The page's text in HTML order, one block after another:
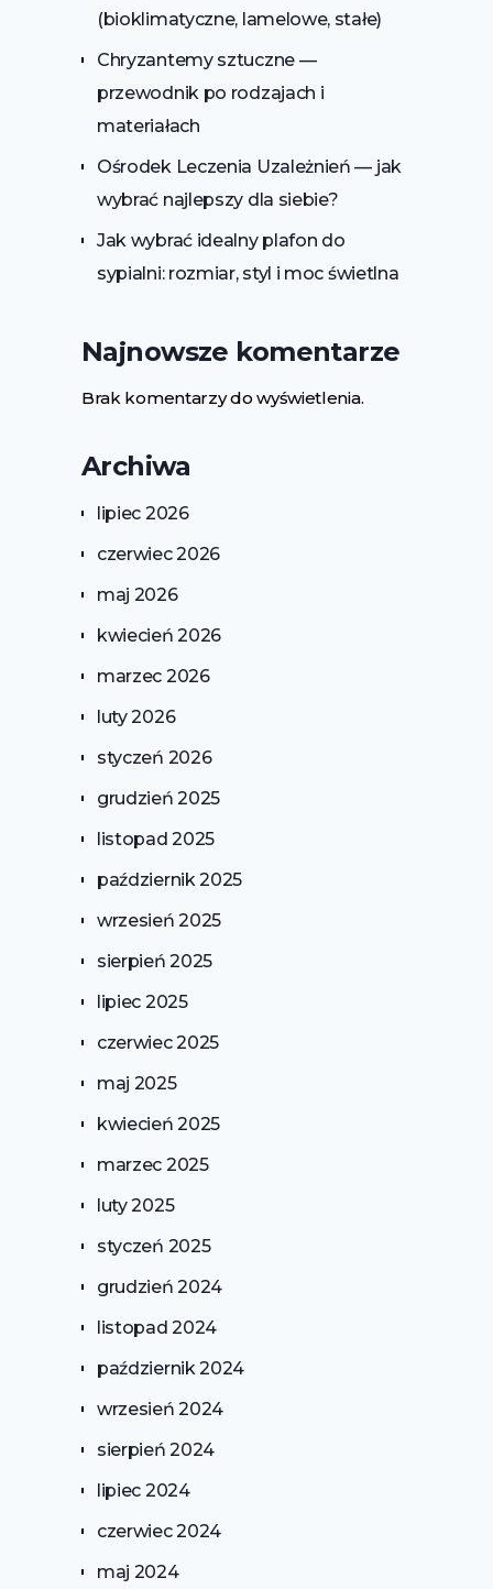
(bioklimatyczne, lamelowe, stałe)
Chryzantemy sztuczne —
przewodnik po rodzajach i
materiałach
Ośrodek Leczenia Uzależnień — jak
wybrać najlepszy dla siebie?
Jak wybrać idealny plafon do
sypialni: rozmiar, styl i moc świetlna
Najnowsze komentarze
Brak komentarzy do wyświetlenia.
Archiwa
lipiec 2026
czerwiec 2026
maj 2026
kwiecień 2026
marzec 2026
luty 2026
styczeń 2026
grudzień 2025
listopad 2025
październik 2025
wrzesień 2025
sierpień 2025
lipiec 2025
czerwiec 2025
maj 2025
kwiecień 2025
marzec 2025
luty 2025
styczeń 2025
grudzień 2024
listopad 2024
październik 2024
wrzesień 2024
sierpień 2024
lipiec 2024
czerwiec 2024
maj 2024